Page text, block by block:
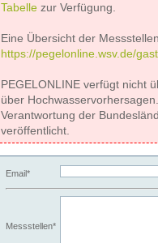
Tabelle zur Verfügung.
Eine Übersicht der
https://pegelonline.wsv.de/
PEGELONLINE verfügt nicht
über
Verantwortung der
veröffentlicht.
Email*
Messstellen*